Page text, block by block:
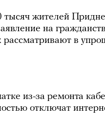
тысяч жителей
на
рассматривают в
из-за ремонта
отключат